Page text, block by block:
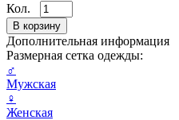
Кол.
Дополнительная информация
Размерная сетка одежды:
♂
Мужская
♀
Женская